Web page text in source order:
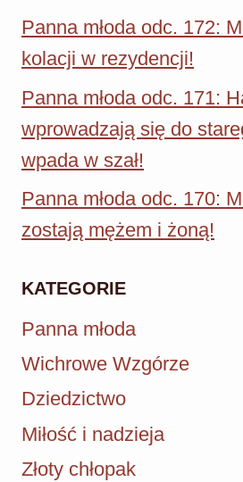
Panna młoda odc. 172:
kolacji w rezydencji!
Panna młoda odc. 171:
wprowadzają się do
wpada w szał!
Panna młoda odc. 170:
zostają mężem i żoną!
KATEGORIE
Panna młoda
Wichrowe Wzgórze
Dziedzictwo
Miłość i nadzieja
Złoty chłopak